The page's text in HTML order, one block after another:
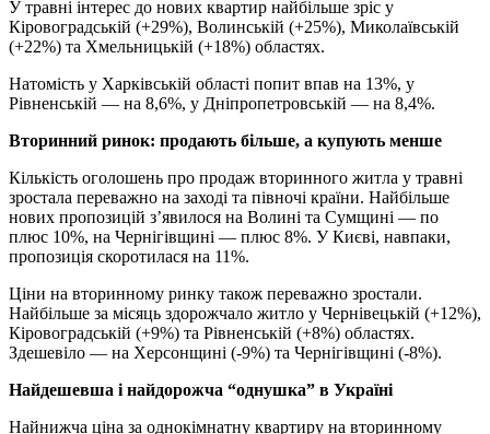
У травні інтерес до нових квартир найбільше зріс у
Кіровоградській (+29%), Волинській (+25%), Миколаївській
(+22%) та Хмельницькій (+18%) областях.
Натомість у Харківській області попит впав на 13%, у
Рівненській — на 8,6%, у Дніпропетровській — на 8,4%.
Вторинний ринок: продають більше, а купують менше
Кількість оголошень про продаж вторинного житла у травні
зростала переважно на заході та півночі країни. Найбільше
нових пропозицій з’явилося на Волині та Сумщині — по
плюс 10%, на Чернігівщині — плюс 8%. У Києві, навпаки,
пропозиція скоротилася на 11%.
Ціни на вторинному ринку також переважно зростали.
Найбільше за місяць здорожчало житло у Чернівецькій (+12%),
Кіровоградській (+9%) та Рівненській (+8%) областях.
Здешевіло — на Херсонщині (-9%) та Чернігівщині (-8%).
Найдешевша і найдорожча “однушка” в Україні
Найнижча ціна за однокімнатну квартиру на вторинному